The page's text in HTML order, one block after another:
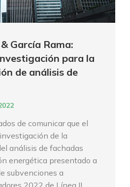
García Rama:
para la
de análisis de
de comunicar que el
de la
análisis de fachadas
energética presentado a
subvenciones a